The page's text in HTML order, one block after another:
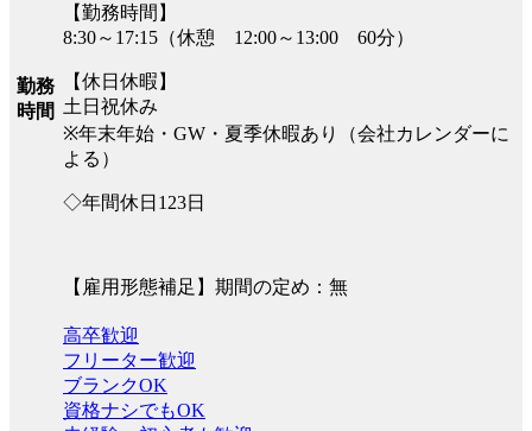
勤務
時間
【勤務時間】
8:30～17:15（休憩 12:00～13:00 60分）
【休日休暇】
土日祝休み
※年末年始・GW・夏季休暇あり（会社カレンダーに
よる）
◇年間休日123日
【雇用形態補足】期間の定め：無
高卒歓迎
フリーター歓迎
ブランクOK
資格ナシでもOK